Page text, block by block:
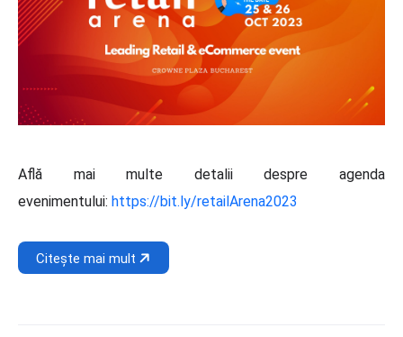
Află mai multe detalii despre agenda
evenimentului: https://bit.ly/retailArena2023
Citește mai mult